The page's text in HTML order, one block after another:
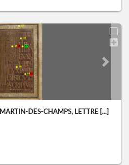
Next
DES-CHAMPS, LETTRE [...]